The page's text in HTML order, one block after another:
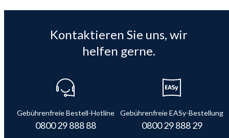
Kontaktieren Sie uns, wir
helfen gerne.
Gebührenfreie Bestell-Hotline
0800 29 888 88
Gebührenfreie EASy-Bestellung
0800 29 888 29